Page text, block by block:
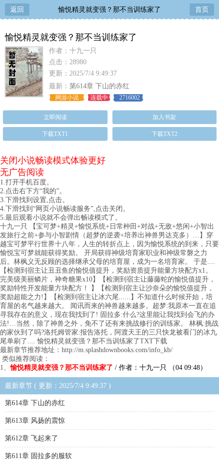
返回 愉悦精灵就变强？那不当训练家了 首页
愉悦精灵就变强？那不当训练家了
作者：十九一只
点击：28980
更新：2025/7/4 9:49:37
最新： 第614章 下山的赤红
网游小说 连载中 2716002
立即阅读 加入书架
下载TXT1 下载TXT2
关闭小说畅读模式体验更好
无广告阅读
1.打开手机百度。
2.点击右下方“我的”。
3.下滑找到设置,点击。
4.下滑找到“网页小说畅读服务”,点击关闭。
5.最后观看小说就不会弹出畅读模式了。
十九一只 【宝可梦+精灵+愉悦系统+日常种田+对战+无敌+悠闲+小智出
发旅行之前+参与小智剧情（超梦的逆袭+培养出神兽男达克多）…】穿
越宝可梦平行世界十八年，人生的转折点上，因为愉悦系统的到来，只要
愉悦宝可梦就能获得奖励。 开局获得神级培育家职业和神级常磐之力
后。林枫义无反顾的选择继承父母的培育屋，成为一名培育家。 于是....
【检测到宿主让丑丑鱼的愉悦值提升，奖励资质提升能量方块配方x1。
完美级美丽鳞片，神奇糖果x10】【检测到宿主让藤藤蛇的愉悦值提升，
奖励特性开发能量方块配方！ 】【检测到宿主让沙奈朵的愉悦值提升，
奖励超能之力!】【检测到宿主让冰六尾......】不知道什么时候开始，培
育屋的名气越来越大。 闻讯而来的神兽越来越多。超梦:我原本一直在追
寻我存在的意义，现在我找到了! 固拉多:什么?这里能让我找到会飞的办
法!…当然，除了神兽之外，免不了还有来挑战修行的训练家。 林枫:挑战
的家伙到了吗?洛托姆管家:报告洛托，阿渡天王的三只快龙被看门的冰九
尾单刷了.... 愉悦精灵就变强？那不当训练家了TXT下载
最新章节推荐地址：http://m.splashdownbooks.com/info_kb/
类似推荐阅读：
1、愉悦精灵就变强？那不当训练家了 / 作者：十九一只 （04 09:48）
最新章节 ( 更新：2025/7/4 9:49:37 )
第614章 下山的赤红
第613章 风扬的震惊
第612章 飞起来了
第611章 固拉多的服软